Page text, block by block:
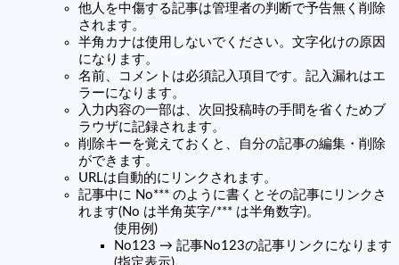
他人を中傷する記事は管理者の判断で予告無く削除
されます。
半角カナは使用しないでください。文字化けの原因
になります。
名前、コメントは必須記入項目です。記入漏れはエ
ラーになります。
入力内容の一部は、次回投稿時の手間を省くためブ
ラウザに記録されます。
削除キーを覚えておくと、自分の記事の編集・削除
ができます。
URLは自動的にリンクされます。
記事中に No*** のように書くとその記事にリンクさ
れます(No は半角英字/*** は半角数字)。
使用例)
No123 → 記事No123の記事リンクになります